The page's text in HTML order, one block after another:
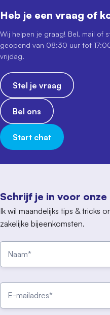
Schrijf je in voor
Ik wil maandelijks tips & tricks
zakelijke bijeenkomsten.
Heb je een vraag of
Wij helpen je graag! Bel, mail of
geopend van 08:30 uur tot
vrijdag.
Stel je vraag
Bel ons
Start chat